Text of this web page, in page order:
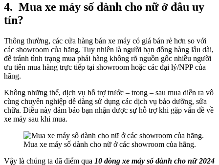
4. Mua xe máy số dành cho nữ ở đâu uy
tín?
Thông thường, các cửa hàng bán xe máy có giá bán rẻ hơn so với
các showroom của hãng. Tuy nhiên là người bạn đồng hàng lâu dài,
để tránh tình trạng mua phải hàng không rõ nguồn gốc nhiều người
ưu tiên mua hàng trực tiếp tại showroom hoặc các đại lý/NPP của
hãng.
Không những thế, dịch vụ hỗ trợ trước – trong – sau mua diễn ra vô
cùng chuyên nghiệp dễ dàng sử dụng các dịch vụ bảo dưỡng, sửa
chữa. Điều này đảm bảo bạn nhận được sự hỗ trợ khi gặp vấn đề về
xe máy sau khi mua.
Mua xe máy số dành cho nữ ở các showroom của hãng.
Vậy là chúng ta đã điểm qua 10 dòng xe máy số dành cho nữ 2024